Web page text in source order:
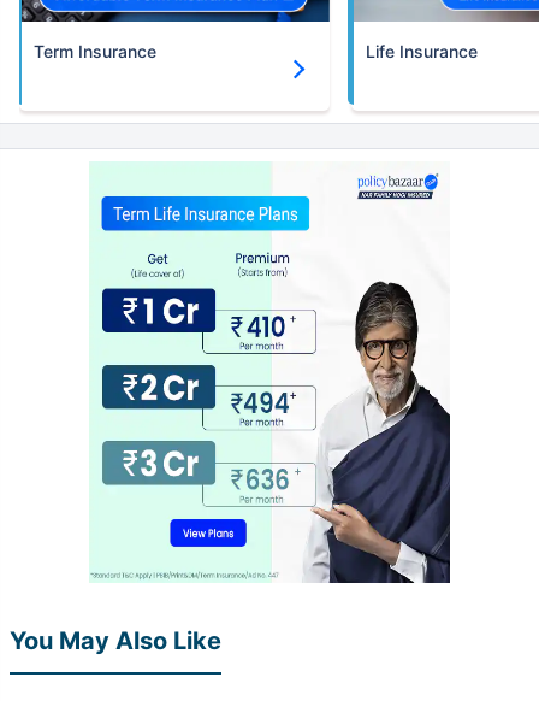
Term Insurance Life Insurance
You May Also Like